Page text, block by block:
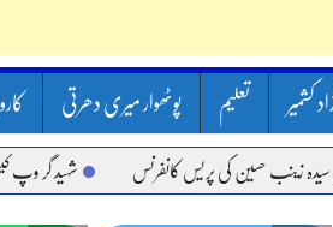
کشمیر تعلیم پوٹھوار میری دھرتی
حسین کی پریس کانفرنس شہید گر وپ